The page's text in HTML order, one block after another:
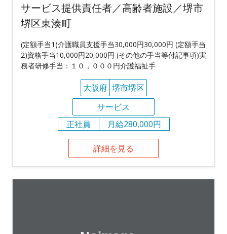
サービス提供責任者／高齢者施設／堺市
堺区東湊町
(定額手当1)介護職員支援手当30,000円30,000円 (定額手当
2)資格手当10,000円20,000円 (その他の手当等付記事項)実
務者研修手当：１０，０００円介護福祉手
大阪府 堺市堺区
サービス
正社員
月給280,000円
詳細を見る